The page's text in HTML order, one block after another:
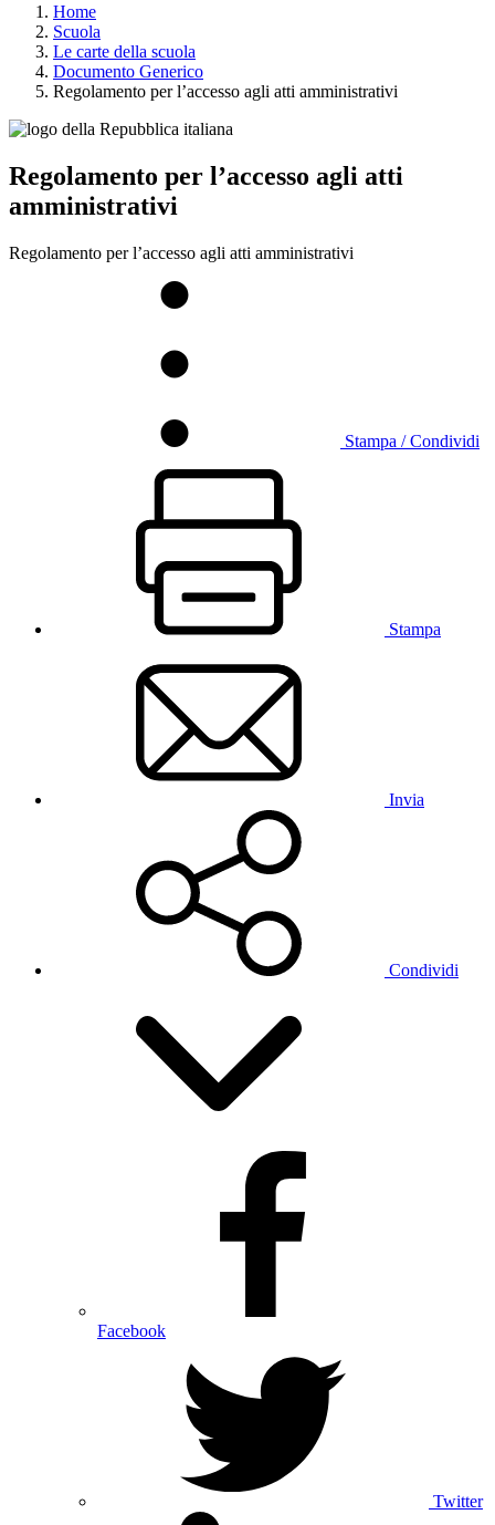
Home
Scuola
Le carte della scuola
Documento Generico
Regolamento per l’accesso agli atti amministrativi
Regolamento per l’accesso agli atti
amministrativi
Regolamento per l’accesso agli atti amministrativi
Stampa / Condividi
Stampa
Invia
Condividi
Facebook
Twitter